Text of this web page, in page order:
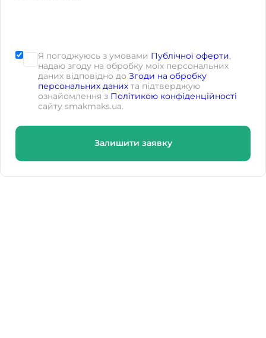
Я погоджуюсь з умовами Публічної оферти,
надаю згоду на обробку моїх персональних
даних відповідно до Згоди на обробку
персональних даних та підтверджую
ознайомлення з Політикою конфіденційності
сайту smakmaks.ua.
Залишити заявку